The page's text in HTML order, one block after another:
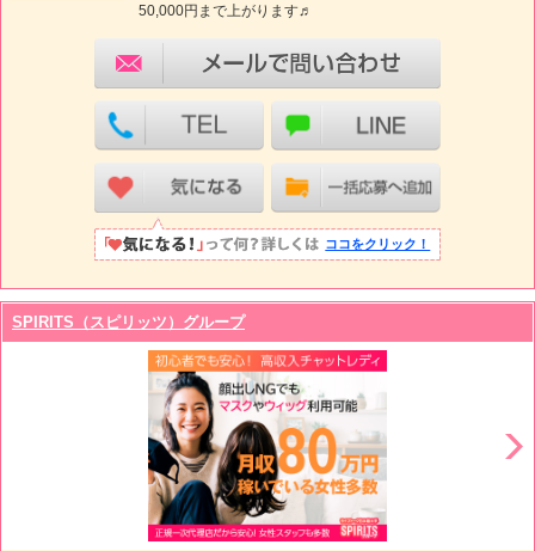
50,000円まで上がります♬
ココをクリック！
SPIRITS（スピリッツ）グループ